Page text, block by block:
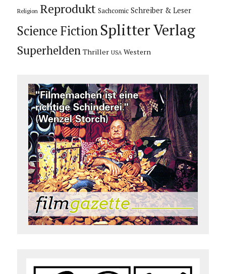
Religion Reprodukt Sachcomic Schreiber & Leser
Science Fiction Splitter Verlag
Superhelden Thriller USA Western